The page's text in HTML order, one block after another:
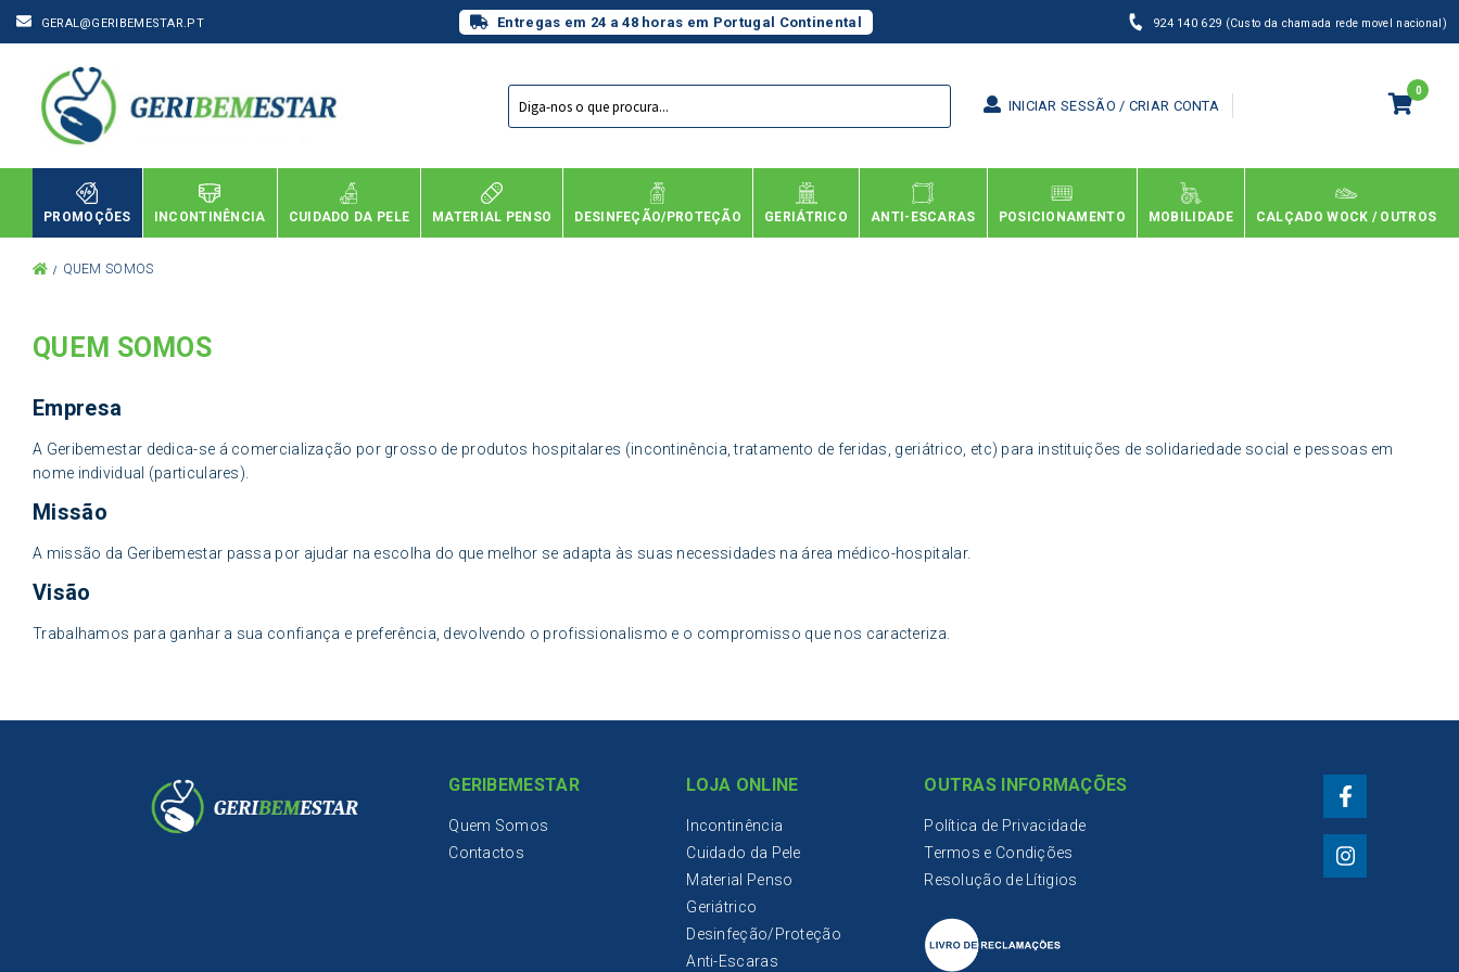
GERAL@GERIBEMESTAR.PT Entregas em 24 a 48 horas em Portugal Continental 924 140 629 (Custo da chamada rede movel nacional)
Products
search
INICIAR SESSÃO / CRIAR CONTA
0
PROMOÇÕES INCONTINÊNCIA CUIDADO DA PELE MATERIAL PENSO DESINFEÇÃO/PROTEÇÃO GERIÁTRICO ANTI-ESCARAS POSICIONAMENTO MOBILIDADE CALÇADO WOCK / OUTROS
QUEM SOMOS
QUEM SOMOS
Empresa
A Geribemestar dedica-se á comercialização por grosso de produtos hospitalares (incontinência, tratamento de feridas, geriátrico, etc) para instituições de solidariedade social e pessoas em
nome individual (particulares).
Missão
A missão da Geribemestar passa por ajudar na escolha do que melhor se adapta às suas necessidades na área médico-hospitalar.
Visão
Trabalhamos para ganhar a sua confiança e preferência, devolvendo o profissionalismo e o compromisso que nos caracteriza.
GERIBEMESTAR
Quem Somos
Contactos
LOJA ONLINE
Incontinência
Cuidado da Pele
Material Penso
Geriátrico
Desinfeção/Proteção
Anti-Escaras
OUTRAS INFORMAÇÕES
Política de Privacidade
Termos e Condições
Resolução de Lítigios